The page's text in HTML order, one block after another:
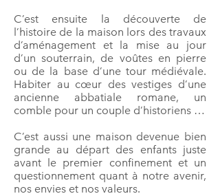
C’est ensuite la découverte de
l’histoire de la maison lors des travaux
d’aménagement et la mise au jour
d’un souterrain, de voûtes en pierre
ou de la base d’une tour médiévale.
Habiter au cœur des vestiges d’une
ancienne abbatiale romane, un
comble pour un couple d’historiens …
C’est aussi une maison devenue bien
grande au départ des enfants juste
avant le premier confinement et un
questionnement quant à notre avenir,
nos envies et nos valeurs.